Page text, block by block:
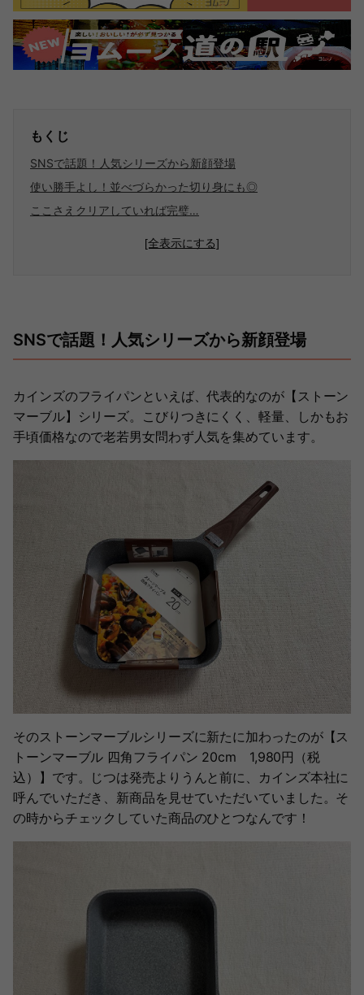
もくじ
SNSで話題！人気シリーズから新顔登場
使い勝手よし！並べづらかった切り身にも◎
ここさえクリアしていれば完璧…
[全表示にする]
SNSで話題！人気シリーズから新顔登場
カインズのフライパンといえば、代表的なのが【ストーン
マーブル】シリーズ。こびりつきにくく、軽量、しかもお
手頃価格なので老若男女問わず人気を集めています。
そのストーンマーブルシリーズに新たに加わったのが【ス
トーンマーブル 四角フライパン 20cm 1,980円（税
込）】です。じつは発売よりうんと前に、カインズ本社に
呼んでいただき、新商品を見せていただいていました。そ
の時からチェックしていた商品のひとつなんです！